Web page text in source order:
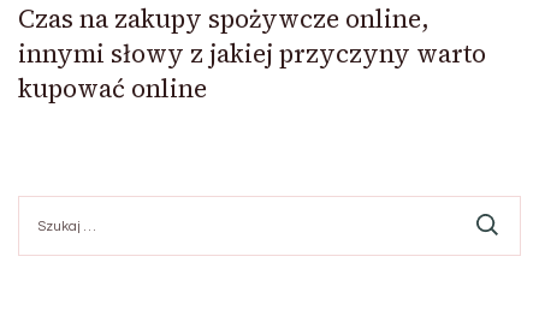
Czas na zakupy spożywcze online,
innymi słowy z jakiej przyczyny warto
kupować online